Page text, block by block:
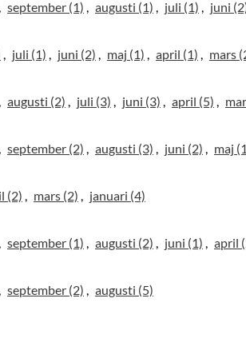
september (1) augusti (1) juli (1) juni
juli (1) juni (2) maj (1) april (1) mars
augusti (2) juli (3) juni (3) april (5)
september (2) augusti (3) juni (2) maj
(2) mars (2) januari (4)
september (1) augusti (2) juni (1) april
september (2) augusti (5)